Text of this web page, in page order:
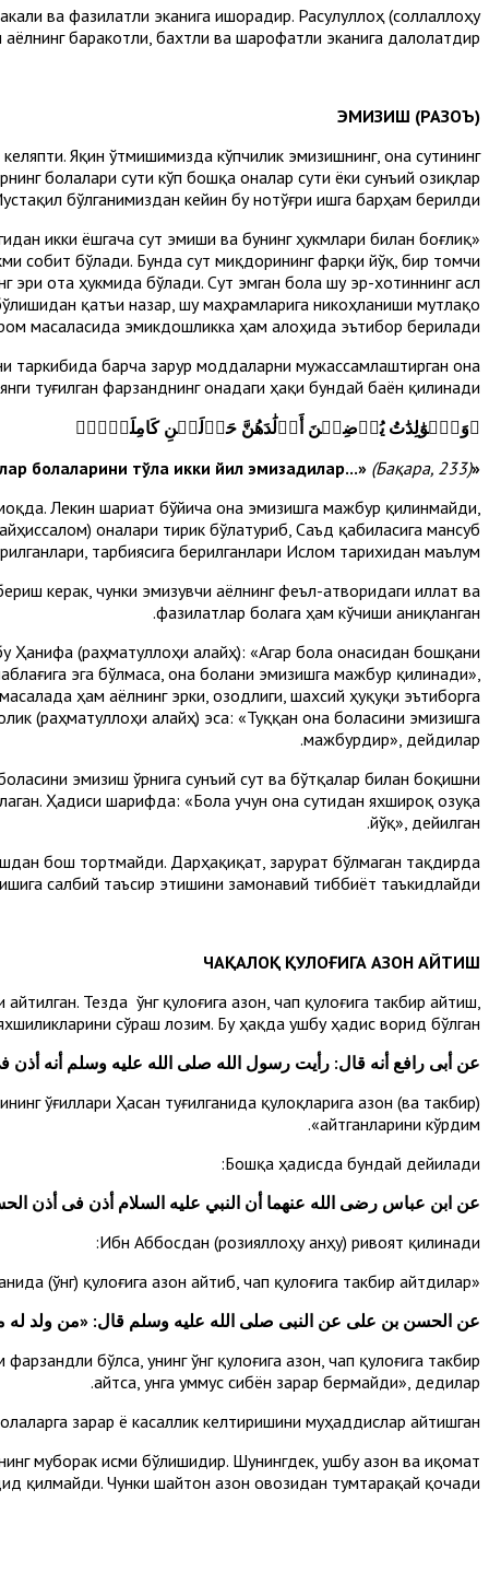
ва фазилатли эканига ишорадир. Расулуллоҳ (соллаллоҳу
баракотли, бахтли ва шарофатли эканига далолатдир».
ЭМИЗИШ (РАЗОЪ)
Яқин ўтмишимизда кўпчилик эмизишнинг, она сутининг
болалари сути кўп бошқа оналар сути ёки сунъий озиқлар
бўлганимиздан кейин бу нотўғри ишга барҳам берилди.
икки ёшгача сут эмиши ва бунинг ҳукмлари билан боғлиқ
собит бўлади. Бунда сут миқдорининг фарқи йўқ, бир томчи
эри ота ҳукмида бўлади. Сут эмган бола шу эр-хотиннинг асл
қатъи назар, шу маҳрамларига никоҳланиши мутлақо
масаласида эмикдошликка ҳам алоҳида эътибор берилади.
таркибида барча зарур моддаларни мужассамлаштирган она
туғилган фарзанднинг онадаги ҳақи бундай баён қилинади:
۞وَٱلۡوَٰلِدَٰتُ يُرۡضِعۡنَ أَوۡلَٰدَهُنَّ حَوۡلَيۡنِ كَامِلَيۡنِۖ
«Оналар болаларини тўла икки йил эми­задилар...»
(Бақара, 233)
Лекин шариат бўйича она эмизишга мажбур қилинмайди,
оналари тирик бўлатуриб, Саъд қабиласига мансуб
тарбиясига берилганлари Ислом тарихидан маълум.
керак, чунки эмизувчи аёлнинг феъл-атворидаги иллат ва
фазилатлар болага ҳам кўчиши аниқланган.
(раҳматуллоҳи алайҳ): «Агар бола онасидан бошқани
эга бўлмаса, она болани эмизишга мажбур қилинади»,
ҳам аёлнинг эрки, озодлиги, шахсий ҳуқуқи эътиборга
(раҳматуллоҳи алайҳ) эса: «Туққан она боласини эмизишга
мажбурдир», дейдилар.
эмизиш ўрнига сунъий сут ва бўтқалар билан боқишни
Ҳадиси шарифда: «Бола учун она сутидан яхшироқ озуқа
йўқ», дейилган.
бош тортмайди. Дарҳақиқат, зарурат бўлмаган тақдирда
салбий таъсир этишини замонавий тиббиёт таъкидлайди.
ЧАҚАЛОҚ ҚУЛОҒИГА АЗОН АЙТИШ
Тезда ўнг қулоғига азон, чап қулоғига такбир айтиш,
сўраш лозим. Бу ҳақда ушбу ҳадис ворид бўлган:
عن أبى رافع أنه قال: رأيت رسول الله صلى الله عليه وسلم أنه
ўғиллари Ҳасан туғилганида қулоқларига азон (ва такбир)
айтганларини кўрдим».
Бошқа ҳадисда бундай дейилади:
عن ابن عباس رضى الله عنهما أن النبي عليه السلام أذن فى أذن
Ибн Аббосдан (розияллоҳу анҳу) ривоят қилинади:
«Пайғамбаримиз (алайҳиссалом) Ҳасан ибн Али туғилганида (ўнг) қулоғига азон айтиб, чап қулоғига такбир айтдилар».
عن الحسن بن على عن النبى صلى الله عليه وسلم قال: «من ولد له
бўлса, унинг ўнг қулоғига азон, чап қулоғига такбир
айтса, унга уммус сибён зарар бермайди», дедилар.
зарар ё касаллик келтиришини муҳаддислар айтишган.
муборак исми бўлишидир. Шунингдек, ушбу азон ва иқомат
қилмайди. Чунки шайтон азон овозидан тумтарақай қочади.